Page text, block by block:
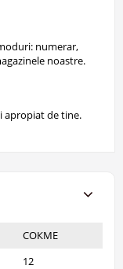
numerar,
noastre.
apropiat de tine.
СОКМЕ
12